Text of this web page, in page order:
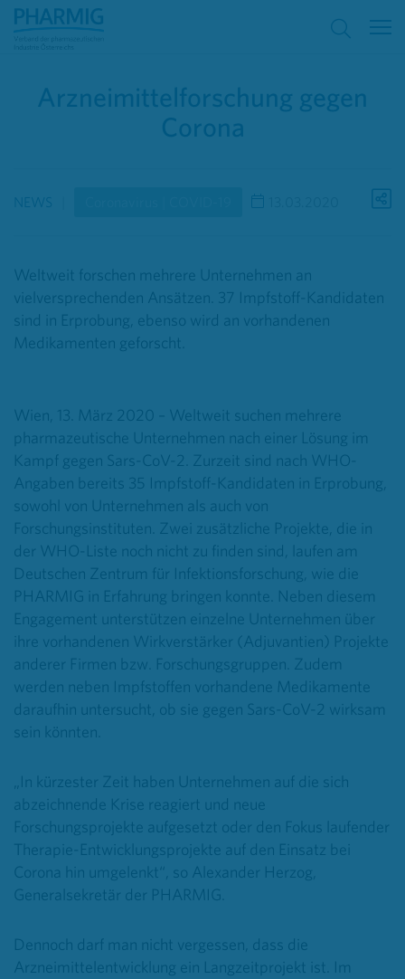
Arzneimittelforschung gegen
Corona
NEWS
Weltweit forschen mehrere Unternehmen an
vielversprechenden Ansätzen. 37 Impfstoff-Kandidaten
sind in Erprobung, ebenso wird an vorhandenen
Medikamenten geforscht.
Wien, 13. März 2020 – Weltweit suchen mehrere
pharmazeutische Unternehmen nach einer Lösung im
Kampf gegen Sars-CoV-2. Zurzeit sind nach WHO-
Angaben bereits 35 Impfstoff-Kandidaten in Erprobung,
sowohl von Unternehmen als auch von
Forschungsinstituten. Zwei zusätzliche Projekte, die in
der WHO-Liste noch nicht zu finden sind, laufen am
Deutschen Zentrum für Infektionsforschung, wie die
PHARMIG in Erfahrung bringen konnte. Neben diesem
Engagement unterstützen einzelne Unternehmen über
ihre vorhandenen Wirkverstärker (Adjuvantien) Projekte
anderer Firmen bzw. Forschungsgruppen. Zudem
werden neben Impfstoffen vorhandene Medikamente
daraufhin untersucht, ob sie gegen Sars-CoV-2 wirksam
sein könnten.
„In kürzester Zeit haben Unternehmen auf die sich
abzeichnende Krise reagiert und neue
Forschungsprojekte aufgesetzt oder den Fokus laufender
Therapie-Entwicklungsprojekte auf den Einsatz bei
Corona hin umgelenkt“, so Alexander Herzog,
Generalsekretär der PHARMIG.
Dennoch darf man nicht vergessen, dass die
Arzneimittelentwicklung ein Langzeitprojekt ist. Im